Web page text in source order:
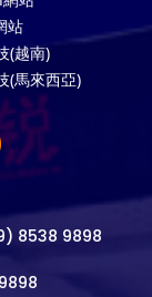
站
(越南)
(馬來西亞)
8538 9898